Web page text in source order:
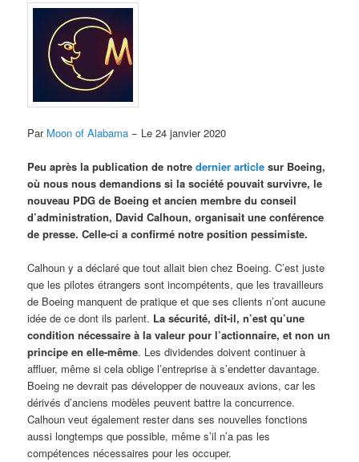
Par Moon of Alabama − Le 24 janvier 2020
Peu après la publication de notredernier article sur Boeing,
où nous nous demandions si la société pouvait survivre, le
nouveau PDG de Boeing et ancien membre du conseil
d’administration, David Calhoun, organisait une conférence
de presse. Celle-ci a confirmé notre position pessimiste.
Calhoun y a déclaré que tout allait bien chez Boeing. C’est juste
que les pilotes étrangers sont incompétents, que les travailleurs
de Boeing manquent de pratique et que ses clients n’ont aucune
idée de ce dont ils parlent. La sécurité, dit-il, n’est qu’une
condition nécessaire à la valeur pour l’actionnaire, et non un
principe en elle-même. Les dividendes doivent continuer à
affluer, même si cela oblige l’entreprise à s’endetter davantage.
Boeing ne devrait pas développer de nouveaux avions, car les
dérivés d’anciens modèles peuvent battre la concurrence.
Calhoun veut également rester dans ses nouvelles fonctions
aussi longtemps que possible, même s’il n’a pas les
compétences nécessaires pour les occuper.